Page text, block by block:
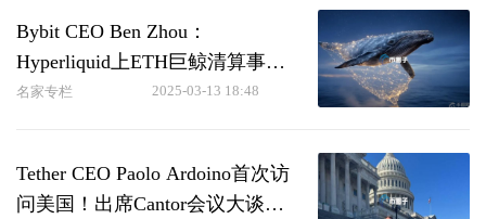
Bybit CEO Ben Zhou：
Hyperliquid上ETH巨鲸清算事件
显示DEX高杠杆风险
名家专栏 2025-03-13 18:48
Tether CEO Paolo Ardoino首次访
问美国！出席Cantor会议大谈